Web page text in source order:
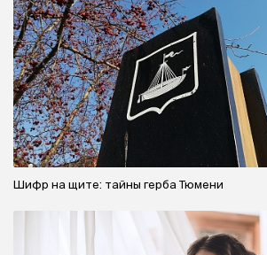
Шифр на щите: тайны герба Тюмени